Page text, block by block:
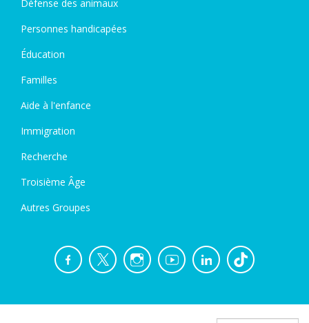
Défense des animaux
Personnes handicapées
Éducation
Familles
Aide à l'enfance
Immigration
Recherche
Troisième Âge
Autres Groupes